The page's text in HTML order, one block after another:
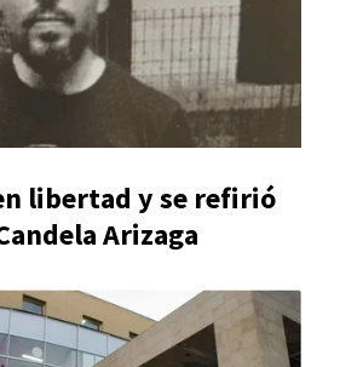
libertad y se refirió
Arizaga